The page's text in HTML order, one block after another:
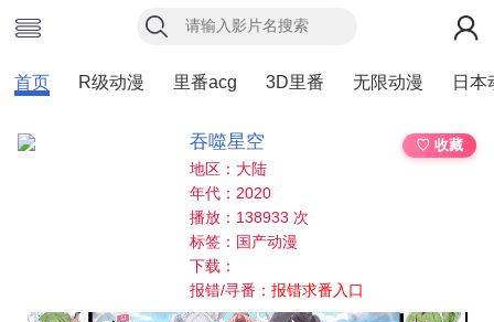
首页 R级动漫 里番acg 3D里番 无限动漫 日本
吞噬星空
♡ 收藏
地区：大陆
年代：2020
播放：138933 次
标签：国产动漫
下载：
报错/寻番：报错求番入口